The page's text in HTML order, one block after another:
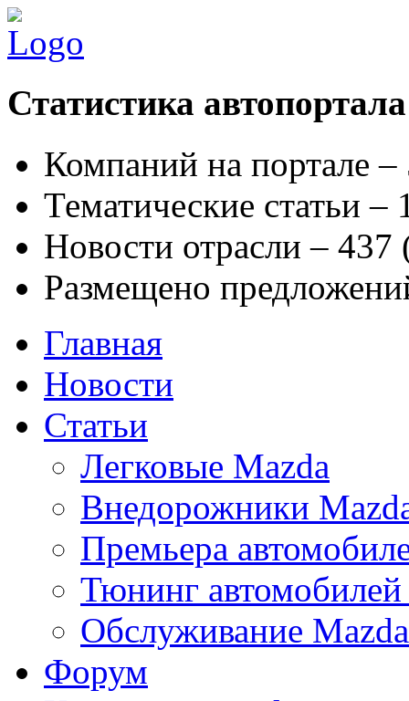
Статистика автопортала
Компаний на портале
Тематические статьи –
Новости отрасли – 437
Размещено
Главная
Новости
Статьи
Легковые Mazda
Внедорожники
Премьера
Тюнинг
Обслуживание Mazda
Форум